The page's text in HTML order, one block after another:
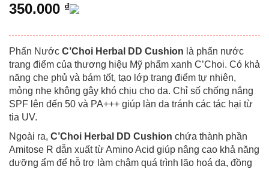
350.000 ₫
Phấn Nước C’Choi Herbal DD Cushion là phấn nước
trang điểm của thương hiệu Mỹ phẩm xanh C’Choi. Có khả
năng che phủ và bám tốt, tạo lớp trang điểm tự nhiên,
mỏng nhẹ không gây khó chịu cho da. Chỉ số chống nắng
SPF lên đến 50 và PA+++ giúp làn da tránh các tác hại từ
tia UV.
Ngoài ra, C’Choi Herbal DD Cushion chứa thành phần
Amitose R dẫn xuất từ Amino Acid giúp nâng cao khả năng
dưỡng ẩm để hỗ trợ làm chậm quá trình lão hoá da, đồng